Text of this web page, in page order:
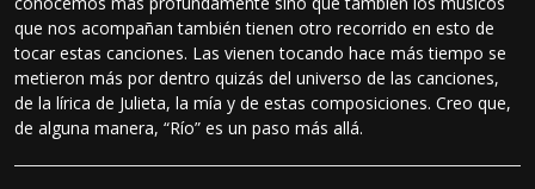
que nos acompañan también tienen otro recorrido en esto de
tocar estas canciones. Las vienen tocando hace más tiempo se
metieron más por dentro quizás del universo de las canciones,
de la lírica de Julieta, la mía y de estas composiciones. Creo que,
de alguna manera, “Río” es un paso más allá.